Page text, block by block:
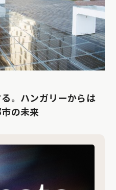
。ハンガリーからは
の未来